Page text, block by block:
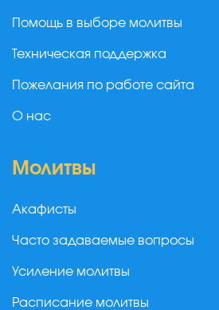
Помощь в выборе молитвы
Техническая поддержка
Пожелания по работе сайта
О нас
Молитвы
Акафисты
Часто задаваемые вопросы
Усиление молитвы
Расписание молитвы